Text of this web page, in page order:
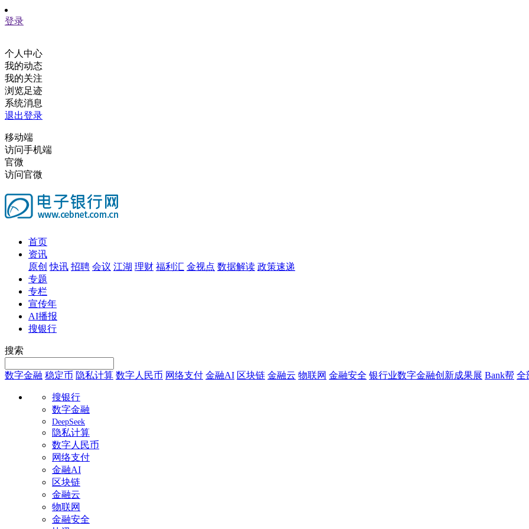
登录
个人中心
我的动态
我的关注
浏览足迹
系统消息
退出登录
移动端
访问手机端
官微
访问官微
首页
资讯
原创 快讯 招聘 会议 江湖 理财 福利汇 金视点 数据解读 政策速递
专题
专栏
宣传年
AI播报
搜银行
搜索
数字金融 稳定币 隐私计算 数字人民币 网络支付 金融AI 区块链 金融云 物联网 金融安全 银行业数字金融创新成果展 Bank帮 全
搜银行
数字金融
DeepSeek
隐私计算
数字人民币
网络支付
金融AI
区块链
金融云
物联网
金融安全